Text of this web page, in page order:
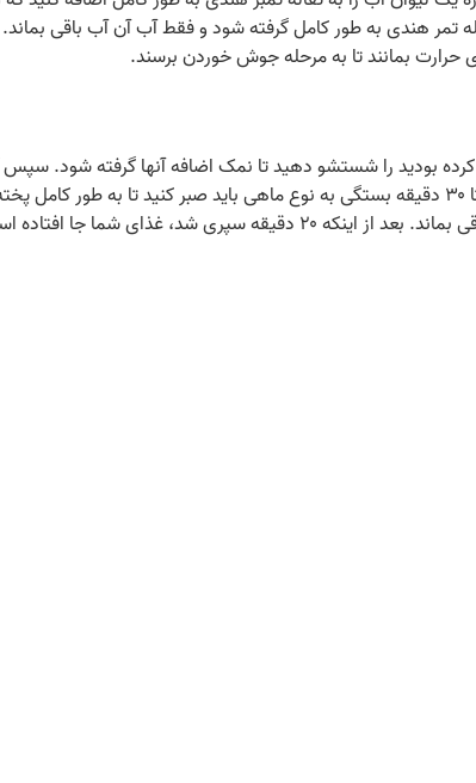
حرارت بمانند تا به مرحله جوش خوردن برسند.
بودید را شستشو دهید تا نمک اضافه آنها گرفته شود. سپس
خاطر وجود تمبر هندی غذا طعم شور، ترش و تند پیدا می‌ کند.